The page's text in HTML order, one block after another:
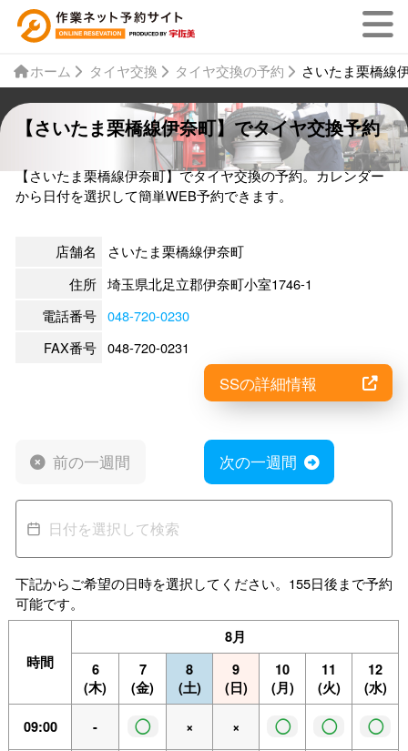
ホーム タイヤ交換 タイヤ交換の予約 さいたま栗橋線
【さいたま栗橋線伊奈町】でタイヤ交換予約
【さいたま栗橋線伊奈町】でタイヤ交換の予約。カレンダー
から日付を選択して簡単WEB予約できます。
店舗名
さいたま栗橋線伊奈町
住所 埼玉県北足立郡伊奈町小室1746-1
電話番号 048-720-0230
FAX番号 048-720-0231
SSの詳細情報
前の一週間 次の一週間
下記からご希望の日時を選択してください。155日後まで予約
可能です。
時間
8月
6
(木)
7
(金)
8
(土)
9
(日)
10
(月)
11
(火)
12
(水)
09:00 - ◯ × × ◯ ◯ ◯